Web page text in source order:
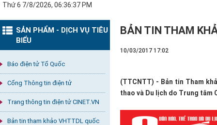
Thứ 6 7/8/2026, 06:36:38 PM
SẢN PHẨM - DỊCH VỤ TIÊU
BIỂU
Báo điện tử Tổ Quốc
Cổng Thông tin điện tử
Trang thông tin điện tử CINET.VN
Bản tin tham khảo VHTTDL quốc
BẢN TIN THAM
10/03/2017 17:02
(TTCNTT) - Bản tin Tham
thao và Du lịch do Trung tâm